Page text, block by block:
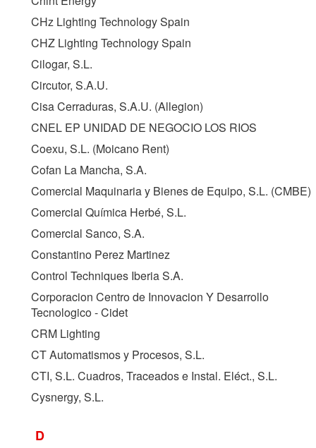
CHz Lighting Technology Spain
CHZ Lighting Technology Spain
Cilogar, S.L.
Circutor, S.A.U.
Cisa Cerraduras, S.A.U. (Allegion)
CNEL EP UNIDAD DE NEGOCIO LOS RIOS
Coexu, S.L. (Moicano Rent)
Cofan La Mancha, S.A.
Comercial Maquinaria y Bienes de Equipo, S.L. (CMBE)
Comercial Química Herbé, S.L.
Comercial Sanco, S.A.
Constantino Perez Martinez
Control Techniques Iberia S.A.
Corporacion Centro de Innovacion Y Desarrollo
Tecnologico - Cidet
CRM Lighting
CT Automatismos y Procesos, S.L.
CTI, S.L. Cuadros, Traceados e Instal. Eléct., S.L.
Cysnergy, S.L.
D